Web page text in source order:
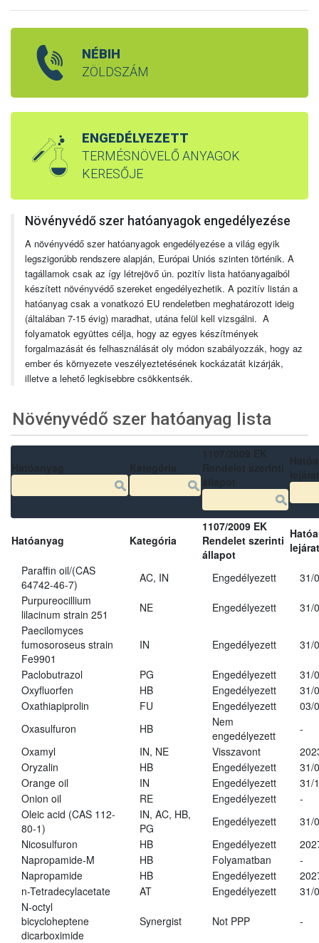
NÉBIH
ZÖLDSZÁM
ENGEDÉLYEZETT
TERMÉSNÖVELŐ ANYAGOK
KERESŐJE
Növényvédő szer hatóanyagok engedélyezése
A növényvédő szer hatóanyagok engedélyezése a világ egyik
legszigorúbb rendszere alapján, Európai Uniós szinten történik. A
tagállamok csak az így létrejövő ún. pozitív lista hatóanyagaiból
készített növényvédő szereket engedélyezhetik. A pozitív listán a
hatóanyag csak a vonatkozó EU rendeletben meghatározott ideig
(általában 7-15 évig) maradhat, utána felül kell vizsgálni. A
folyamatok együttes célja, hogy az egyes készítmények
forgalmazását és felhasználását oly módon szabályozzák, hogy az
ember és környezete veszélyeztetésének kockázatát kizárják,
illetve a lehető legkisebbre csökkentsék.
Növényvédő szer hatóanyag lista
Hatóanyag Kategória
1107/2009 EK
Rendelet szerinti
állapot
Paraffin oil/(CAS
64742-46-7)
AC, IN Engedélyezett
31/
Purpureocillium
lilacinum strain 251
NE Engedélyezett
31/
Paecilomyces
fumosoroseus strain
Fe9901
IN Engedélyezett 31/
Paclobutrazol PG Engedélyezett
31/
Oxyfluorfen
HB Engedélyezett
31/
Oxathiapiprolin
FU Engedélyezett
03/
Oxasulfuron
HB
Nem
engedélyezett
-
Oxamyl
IN, NE Visszavont
Oryzalin
HB Engedélyezett
31/
Orange oil
IN Engedélyezett
31/
Onion oil
RE Engedélyezett
-
Oleic acid (CAS 112-
80-1)
IN, AC, HB,
PG
Engedélyezett
31/
Nicosulfuron
HB Engedélyezett
Napropamide-M
HB Folyamatban
-
Napropamide
HB Engedélyezett
n-Tetradecylacetate
AT Engedélyezett
31/
N-octyl
bicycloheptene
dicarboximide
Synergist Not PPP -